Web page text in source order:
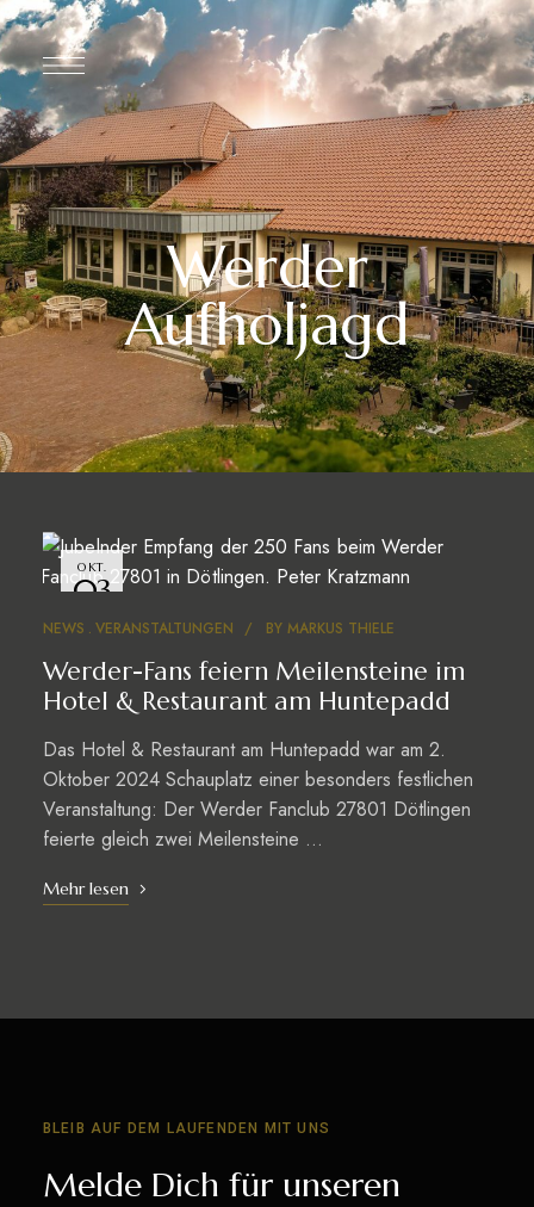
Werder
Aufholjagd
OKT.
03
NEWS VERANSTALTUNGEN BY MARKUS THIELE
Werder-Fans feiern Meilensteine im
Hotel & Restaurant am Huntepadd
Das Hotel & Restaurant am Huntepadd war am 2.
Oktober 2024 Schauplatz einer besonders festlichen
Veranstaltung: Der Werder Fanclub 27801 Dötlingen
feierte gleich zwei Meilensteine …
Mehr lesen
BLEIB AUF DEM LAUFENDEN MIT UNS
Melde Dich für unseren